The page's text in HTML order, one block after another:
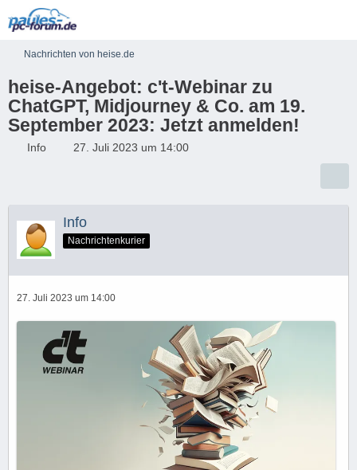
Nachrichten von heise.de
heise-Angebot: c't-Webinar zu
ChatGPT, Midjourney & Co. am 19.
September 2023: Jetzt anmelden!
Info 27. Juli 2023 um 14:00
Info
Nachrichtenkurier
27. Juli 2023 um 14:00